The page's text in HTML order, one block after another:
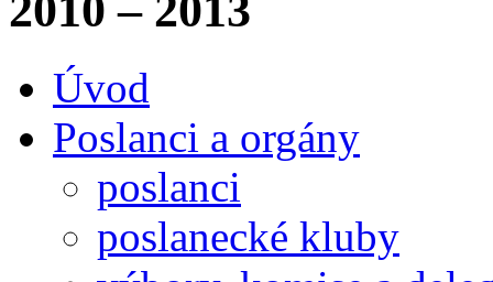
Úvod
Poslanci a orgány
poslanci
poslanecké kluby